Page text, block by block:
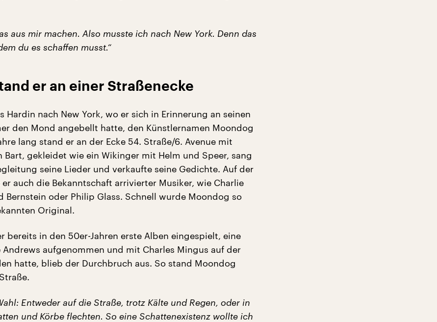
aus mir machen. Also musste ich nach New York. Denn das
du es schaffen musst.“
er an einer Straßenecke
Hardin nach New York, wo er sich in Erinnerung an seinen
den Mond angebellt hatte, den Künstlernamen Moondog
lang stand er an der Ecke 54. Straße/6. Avenue mit
Bart, gekleidet wie ein Wikinger mit Helm und Speer, sang
seine Lieder und verkaufte seine Gedichte. Auf der
auch die Bekanntschaft arrivierter Musiker, wie Charlie
Bernstein oder Philip Glass. Schnell wurde Moondog so
Original.
bereits in den 50er-Jahren erste Alben eingespielt, eine
Andrews aufgenommen und mit Charles Mingus auf der
hatte, blieb der Durchbruch aus. So stand Moondog
Entweder auf die Straße, trotz Kälte und Regen, oder in
und Körbe flechten. So eine Schattenexistenz wollte ich